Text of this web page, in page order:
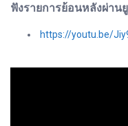
ฟังรายการย้อนหลังผ่าน
https://youtu.be/